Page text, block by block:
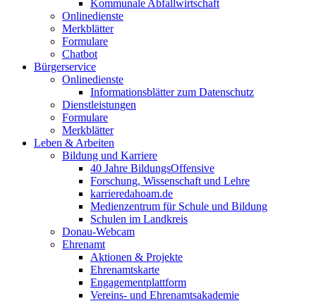
Kommunale Abfallwirtschaft
Onlinedienste
Merkblätter
Formulare
Chatbot
Bürgerservice
Onlinedienste
Informationsblätter zum Datenschutz
Dienstleistungen
Formulare
Merkblätter
Leben & Arbeiten
Bildung und Karriere
40 Jahre BildungsOffensive
Forschung, Wissenschaft und Lehre
karrieredahoam.de
Medienzentrum für Schule und Bildung
Schulen im Landkreis
Donau-Webcam
Ehrenamt
Aktionen & Projekte
Ehrenamtskarte
Engagementplattform
Vereins- und Ehrenamtsakademie